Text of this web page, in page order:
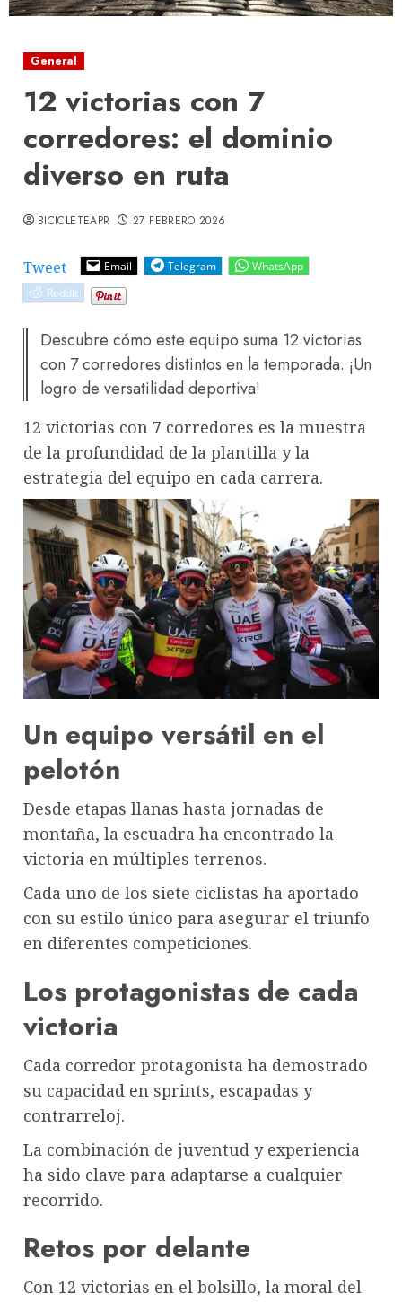
General
12 victorias con 7
corredores: el dominio
diverso en ruta
Tweet Email Telegram
WhatsApp
Reddit
BICICLETEAPR 27 FEBRERO 2026
Descubre cómo este equipo suma 12 victorias
con 7 corredores distintos en la temporada. ¡Un
logro de versatilidad deportiva!
12 victorias con 7 corredores es la muestra
de la profundidad de la plantilla y la
estrategia del equipo en cada carrera.
Un equipo versátil en el
pelotón
Desde etapas llanas hasta jornadas de
montaña, la escuadra ha encontrado la
victoria en múltiples terrenos.
Cada uno de los siete ciclistas ha aportado
con su estilo único para asegurar el triunfo
en diferentes competiciones.
Los protagonistas de cada
victoria
Cada corredor protagonista ha demostrado
su capacidad en sprints, escapadas y
contrarreloj.
La combinación de juventud y experiencia
ha sido clave para adaptarse a cualquier
recorrido.
Retos por delante
Con 12 victorias en el bolsillo, la moral del